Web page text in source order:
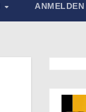
ANMELDEN